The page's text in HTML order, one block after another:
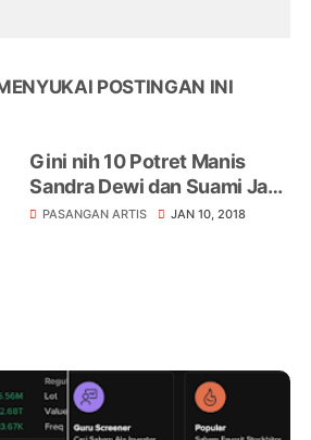
POSTINGAN INI
Gini nih 10 Potret Manis
Sandra Dewi dan Suami Jadi
Orangtua Baru
PASANGAN ARTIS JAN 10, 2018